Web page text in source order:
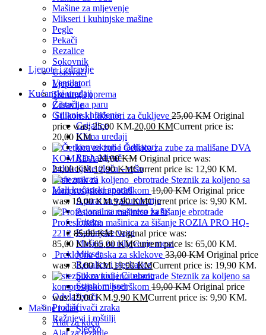
Mašine za mljevenje
Mikseri i kuhinjske mašine
Pegle
Pekači
Rezalice
Sokovnik
Usisivači
Ventilatori
Kućanski uređaji
Čistači na paru
Grijanje i hlađenje
Grijalice
Klima uređaji
konvektori i radijatori
Rashalđivač
Indukcijske ploča – rešo
Kafe aparati
Mali kućanski aparati
Aparat za vakumiranje
Aparati za esspreso kafu
Friteze
Kuhinjske vage
Mašina za mljevenje mesa
Mikser
Rezalice i sjeckalice
Sokovnici i Citrusete
Štapni mikser
Odvlaživači
Pročišćivači zraka
Ražnjevi i roštilji
Sjecko
Ljepota i zdravlje
Ljepota
Trening i oprema
Zdravlje
Silikonski fiksatori za čukljeve 25,00KM Original
price was: 25,00 KM.20,00 KMCurrent price is:
20,00 KM.
Četkica za zube za mališane DVA
KOMADA24,00KM Original price was:
24,00 KM.12,90KMCurrent price is: 12,90 KM.
Steznik za koljeno sa
kompresijskom podrškom 19,00KM Original price
was: 19,00 KM.9,90KMCurrent price is: 9,90 KM.
Profesionalna mašinica za šišanje ROZIA PRO HQ-
2212 85,00KM Original price was:
85,00 KM.65,00KMCurrent price is: 65,00 KM.
Preklopna daska za sklekove 33,00KM Original price
was: 33,00 KM.19,90KMCurrent price is: 19,90 KM.
Steznik za koljeno sa
kompresijskom podrškom 19,00KM Original price
was: 19,00 KM.9,90 KMCurrent price is: 9,90 KM.
Mašine i alati
Alat za kuću
Alat za rezanje